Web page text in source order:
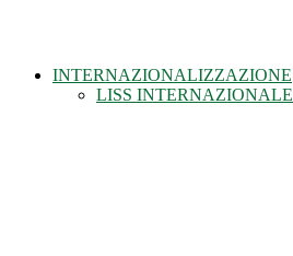
INTERNAZIONALIZZAZIONE
LISS INTERNAZIONALE